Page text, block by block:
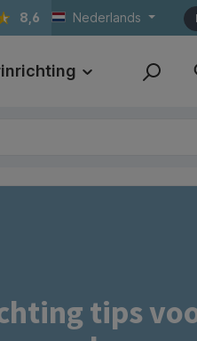
8,6 Nederlands
Print
tips